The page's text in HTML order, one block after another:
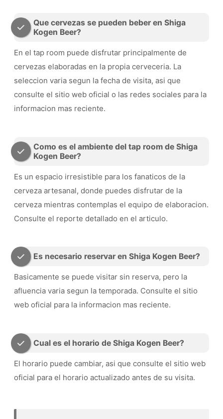
Que cervezas se pueden beber en Shiga
Kogen Beer?
En el tap room puede disfrutar principalmente de
cervezas elaboradas en la propia cerveceria. La
seleccion varia segun la fecha de visita, asi que
consulte el sitio web oficial o las redes sociales para la
informacion mas reciente.
Como es el ambiente del tap room de Shiga
Kogen Beer?
Es un espacio irresistible para los fanaticos de la
cerveza artesanal, donde puedes disfrutar de la
cerveza mientras contemplas el equipo de elaboracion.
Consulte el reporte detallado en el articulo.
Es necesario reservar en Shiga Kogen Beer?
Basicamente se puede visitar sin reserva, pero la
afluencia varia segun la temporada. Consulte el sitio
web oficial para la informacion mas reciente.
Cual es el horario de Shiga Kogen Beer?
El horario puede cambiar, asi que consulte el sitio web
oficial para el horario actualizado antes de su visita.